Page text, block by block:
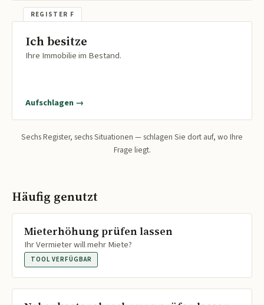
Ich besitze
Ihre Immobilie im Bestand.
Aufschlagen →
Sechs Register, sechs Situationen — schlagen Sie dort auf, wo Ihre
Frage liegt.
Häufig genutzt
Mieterhöhung prüfen lassen
Ihr Vermieter will mehr Miete?
TOOL VERFÜGBAR